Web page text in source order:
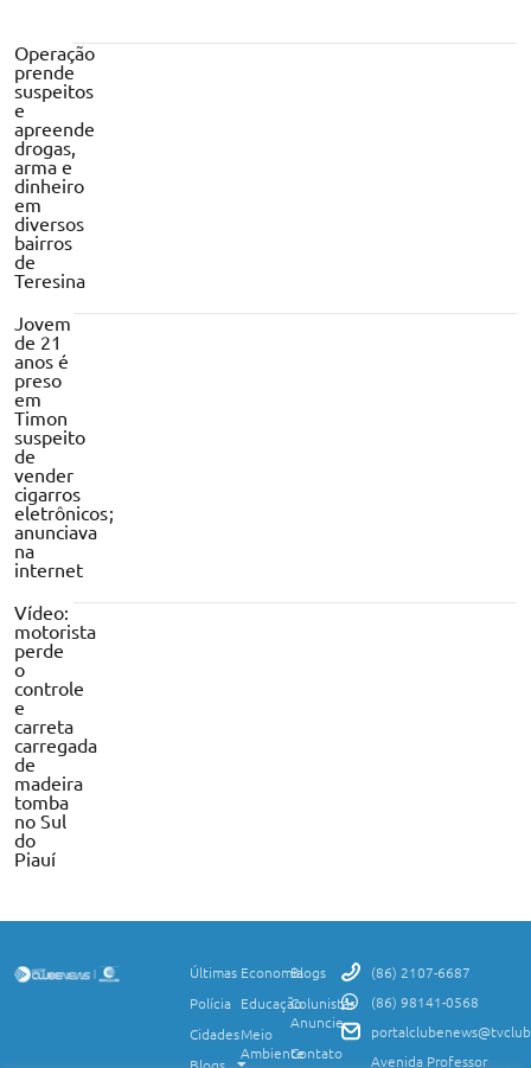
Operação
prende
suspeitos
e
apreende
drogas,
arma e
dinheiro
em
diversos
bairros
de
Teresina
Jovem
de 21
anos é
preso
em
Timon
suspeito
de
vender
cigarros
eletrônicos;
anunciava
na
internet
Vídeo:
motorista
perde
o
controle
e
carreta
carregada
de
madeira
tomba
no Sul
do
Piauí
Últimas
Polícia
Cidades
Blogs
Economia
Educação
Meio
Ambiente
Blogs
Colunistas
Anuncie
Contato
(86) 2107-6687
(86) 98141-0568
Avenida Professor